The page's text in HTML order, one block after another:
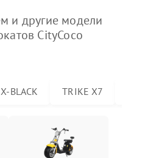
и другие модели
CityCoco
X-BLACK TRIKE X7